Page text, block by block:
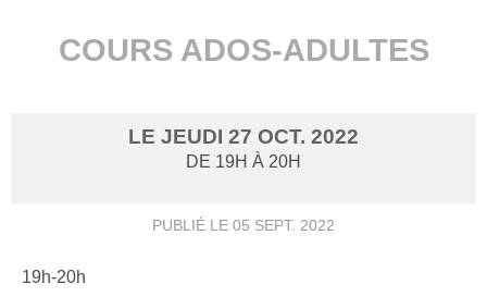
COURS ADOS-ADULTES
LE JEUDI 27 OCT. 2022
DE 19H À 20H
PUBLIÉ LE 05 SEPT. 2022
19h-20h